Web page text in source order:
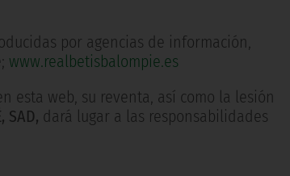
por agencias de información,
www.realbetisbalompie.es
web, su reventa, así como la lesión
SAD, dará lugar a las responsabilidades